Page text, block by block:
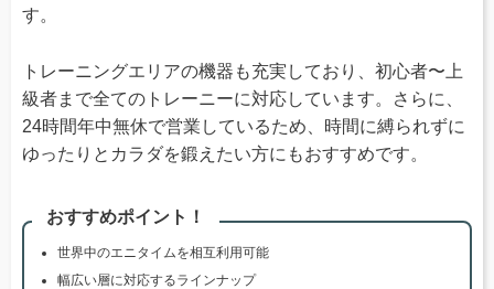
す。
トレーニングエリアの機器も充実しており、初心者〜上
級者まで全てのトレーニーに対応しています。さらに、
24時間年中無休で営業しているため、時間に縛られずに
ゆったりとカラダを鍛えたい方にもおすすめです。
おすすめポイント！
世界中のエニタイムを相互利用可能
幅広い層に対応するラインナップ